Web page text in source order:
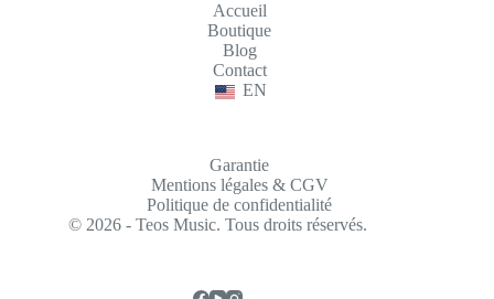
Accueil
Boutique
Blog
Contact
EN
Garantie
Mentions légales & CGV
Politique de confidentialité
© 2026 - Teos Music. Tous droits réservés.